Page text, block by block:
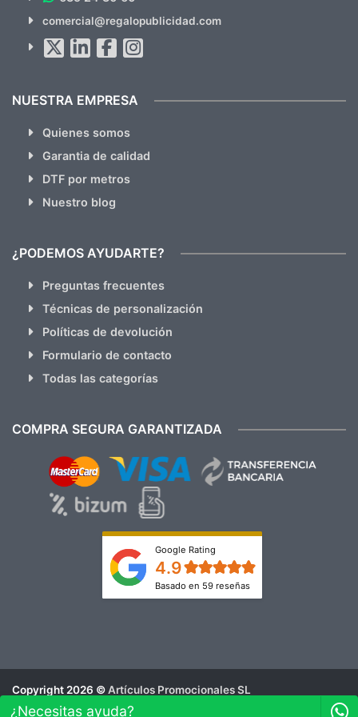
hacemos Spam)
comercial@regalopublicidad.com
NUESTRA EMPRESA
Quienes somos
Garantia de calidad
DTF por metros
Nuestro blog
¿PODEMOS AYUDARTE?
Preguntas frecuentes
Técnicas de personalización
Políticas de devolución
Formulario de contacto
Todas las categorías
COMPRA SEGURA GARANTIZADA
Google Rating
4.9
Basado en 59 reseñas
Copyright 2026 ©Artículos Promocionales SL
Aviso Legal
¿Necesitas ayuda?